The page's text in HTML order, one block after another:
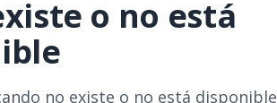
o no está
no existe o no está disponible